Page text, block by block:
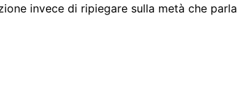
invece di ripiegare sulla metà che parla